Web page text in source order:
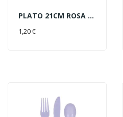
PLATO 21CM ROSA PUNTOS REUTIL.
1,20 €